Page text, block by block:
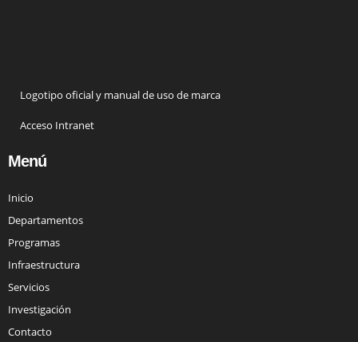
Logotipo oficial y manual de uso de marca
Acceso Intranet
Menú
Inicio
Departamentos
Programas
Infraestructura
Servicios
Investigación
Contacto